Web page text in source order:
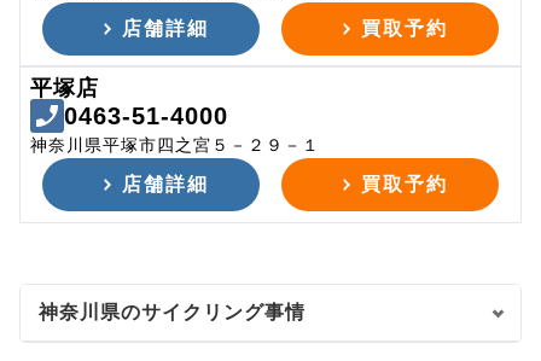
店舗詳細 買取予約
平塚店
0463-51-4000
神奈川県平塚市四之宮５－２９－１
店舗詳細 買取予約
神奈川県のサイクリング事情